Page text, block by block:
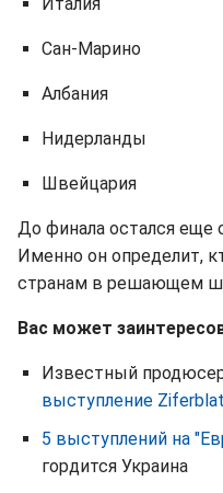
Сан-Марино
Албания
Нидерланды
Швейцария
До финала остался еще
Именно он определит,
странам в решающем
Вас может
Известный
выступление
5 выступлений на
гордится Украина